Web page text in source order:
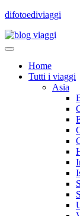
difotoediviaggi
Home
Tutti i viaggi
Asia